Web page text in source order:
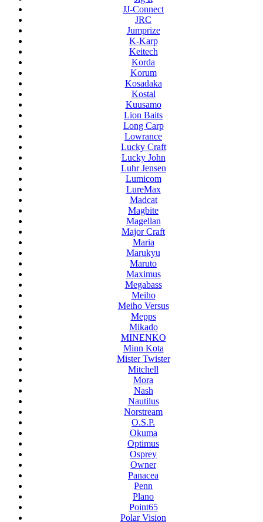
JJ-Connect
JRC
Jumprize
K-Karp
Keitech
Korda
Korum
Kosadaka
Kostal
Kuusamo
Lion Baits
Long Carp
Lowrance
Lucky Craft
Lucky John
Luhr Jensen
Lumicom
LureMax
Madcat
Magbite
Magellan
Major Craft
Maria
Marukyu
Maruto
Maximus
Megabass
Meiho
Meiho Versus
Mepps
Mikado
MINENKO
Minn Kota
Mister Twister
Mitchell
Mora
Nash
Nautilus
Norstream
O.S.P.
Okuma
Optimus
Osprey
Owner
Panacea
Penn
Plano
Point65
Polar Vision